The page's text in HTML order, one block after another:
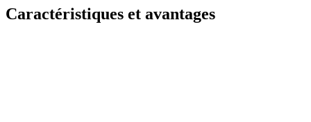
Caractéristiques et avantages